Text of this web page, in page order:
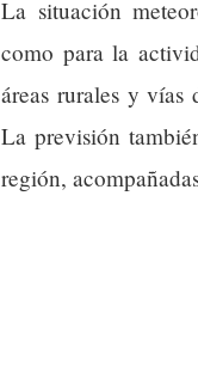
La situación
como para la
áreas rurales y vías
La previsión
región,